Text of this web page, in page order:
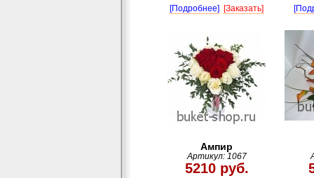
[Подробнее] [Заказать]
Ампир
Артикул: 1067
5210 руб.